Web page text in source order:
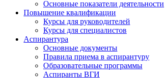
Основные показатели деятельности
Повышение квалификации
Курсы для руководителей
Курсы для специалистов
Аспирантура
Основные документы
Правила приема в аспирантуру
Образовательные программы
Аспиранты ВГИ